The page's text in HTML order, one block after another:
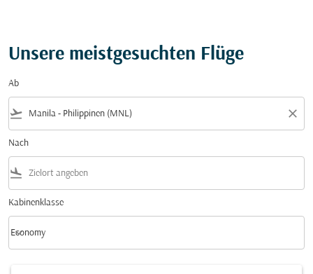
Unsere meistgesuchten Flüge
Ab
flight_takeoff close
Nach
flight_land
Kabinenklasse
Kabinenklasse option Economy Selected
Economy
keyboard_arrow_down